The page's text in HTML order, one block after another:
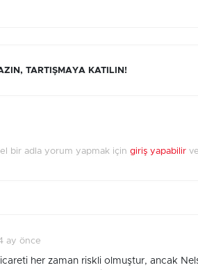
TARTIŞMAYA KATILIN!
bir adla yorum yapmak için giriş yapabilir
ay önce
her zaman riskli olmuştur, ancak